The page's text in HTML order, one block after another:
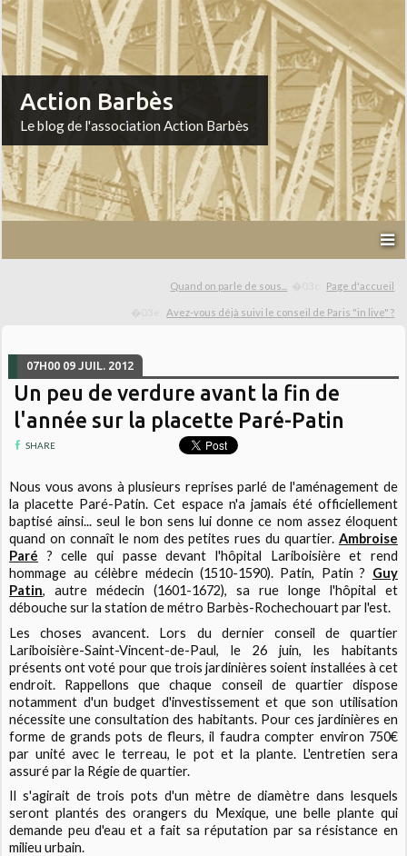
Action Barbès
Le blog de l'association Action Barbès
Quand on parle de sous... Page d'accueil
Avez-vous déjà suivi le conseil de Paris "in live" ?
07H00 09 JUIL. 2012
Un peu de verdure avant la fin de
l'année sur la placette Paré-Patin
SHARE
Nous vous avons à plusieurs reprises parlé de l'aménagement de
la placette Paré-Patin. Cet espace n'a jamais été officiellement
baptisé ainsi... seul le bon sens lui donne ce nom assez éloquent
quand on connaît le nom des petites rues du quartier. Ambroise
Paré
? celle qui passe devant l'hôpital Lariboisière et rend
hommage au célèbre médecin (1510-1590). Patin, Patin ? Guy
Patin, autre médecin (1601-1672), sa rue longe l'hôpital et
débouche sur la station de métro Barbès-Rochechouart par l'est.
Les choses avancent. Lors du dernier conseil de quartier
Lariboisière-Saint-Vincent-de-Paul, le 26 juin, les habitants
présents ont voté pour que trois jardinières soient installées à cet
endroit. Rappellons que chaque conseil de quartier dispose
notamment d'un budget d'investissement et que son utilisation
nécessite une consultation des habitants. Pour ces jardinières en
forme de grands pots de fleurs, il faudra compter environ 750€
par unité avec le terreau, le pot et la plante. L'entretien sera
assuré par la Régie de quartier.
Il s'agirait de trois pots d'un mètre de diamètre dans lesquels
seront plantés des orangers du Mexique, une belle plante qui
demande peu d'eau et a fait sa réputation par sa résistance en
milieu urbain.